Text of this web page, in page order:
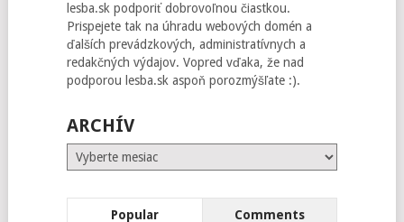
lesba.sk podporiť dobrovoľnou čiastkou.
Prispejete tak na úhradu webových domén a
ďalších prevádzkových, administratívnych a
redakčných výdajov. Vopred vďaka, že nad
podporou lesba.sk aspoň porozmýšľate :).
ARCHÍV
Archív
Popular Comments